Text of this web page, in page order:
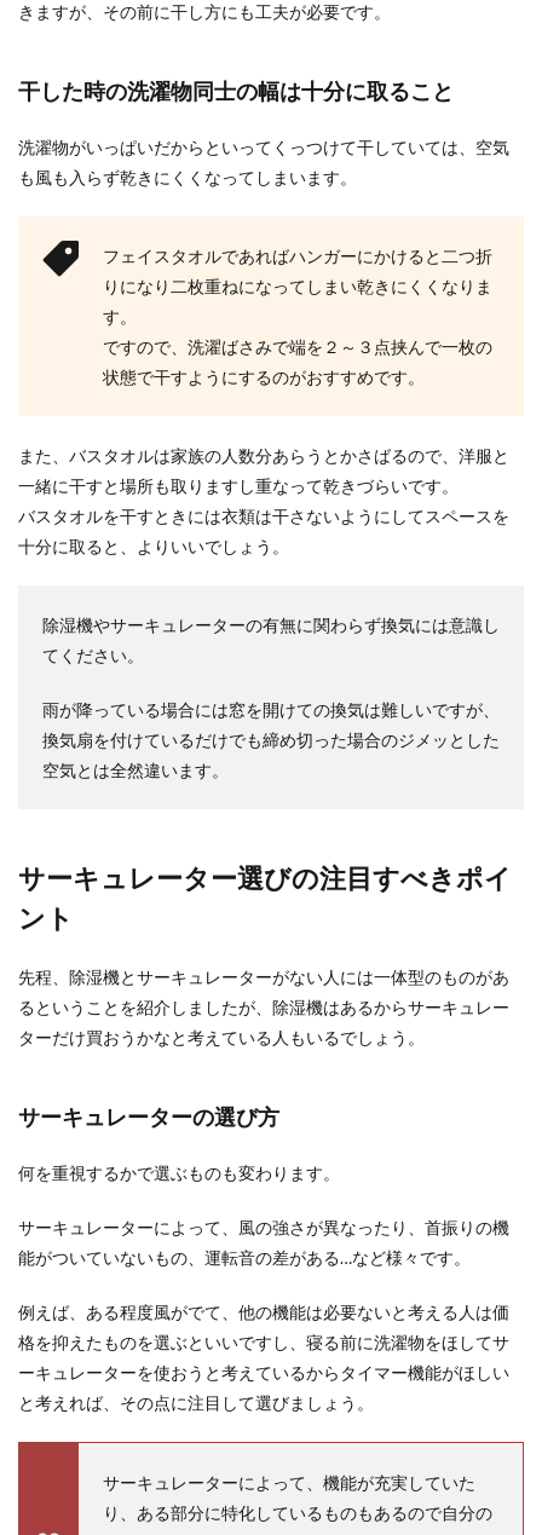
きますが、その前に干し方にも工夫が必要です。
干した時の洗濯物同士の幅は十分に取ること
洗濯物がいっぱいだからといってくっつけて干していては、空気
も風も入らず乾きにくくなってしまいます。
フェイスタオルであればハンガーにかけると二つ折
りになり二枚重ねになってしまい乾きにくくなりま
す。
ですので、洗濯ばさみで端を２～３点挟んで一枚の
状態で干すようにするのがおすすめです。
また、バスタオルは家族の人数分あらうとかさばるので、洋服と
一緒に干すと場所も取りますし重なって乾きづらいです。
バスタオルを干すときには衣類は干さないようにしてスペースを
十分に取ると、よりいいでしょう。
除湿機やサーキュレーターの有無に関わらず換気には意識し
てください。
雨が降っている場合には窓を開けての換気は難しいですが、
換気扇を付けているだけでも締め切った場合のジメッとした
空気とは全然違います。
サーキュレーター選びの注目すべきポイ
ント
先程、除湿機とサーキュレーターがない人には一体型のものがあ
るということを紹介しましたが、除湿機はあるからサーキュレー
ターだけ買おうかなと考えている人もいるでしょう。
サーキュレーターの選び方
何を重視するかで選ぶものも変わります。
サーキュレーターによって、風の強さが異なったり、首振りの機
能がついていないもの、運転音の差がある…など様々です。
例えば、ある程度風がでて、他の機能は必要ないと考える人は価
格を抑えたものを選ぶといいですし、寝る前に洗濯物をほしてサ
ーキュレーターを使おうと考えているからタイマー機能がほしい
と考えれば、その点に注目して選びましょう。
サーキュレーターによって、機能が充実していた
り、ある部分に特化しているものもあるので自分の